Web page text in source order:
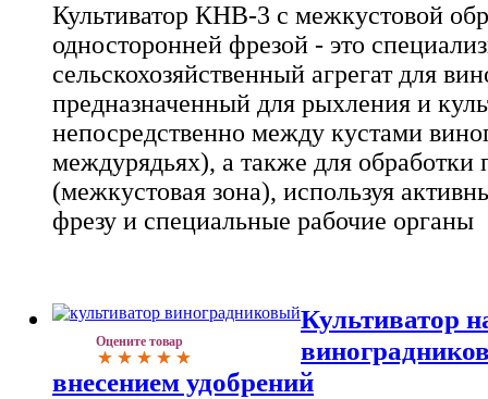
Культиватор КНВ-3 с межкустовой
односторонней фрезой - это
сельскохозяйственный агрегат для
предназначенный для рыхления и
непосредственно между кустами
междурядьях), а также для обработки
(межкустовая зона), используя
фрезу и специальные рабочие органы
Оцените товар
Культиватор
внесением удобрений